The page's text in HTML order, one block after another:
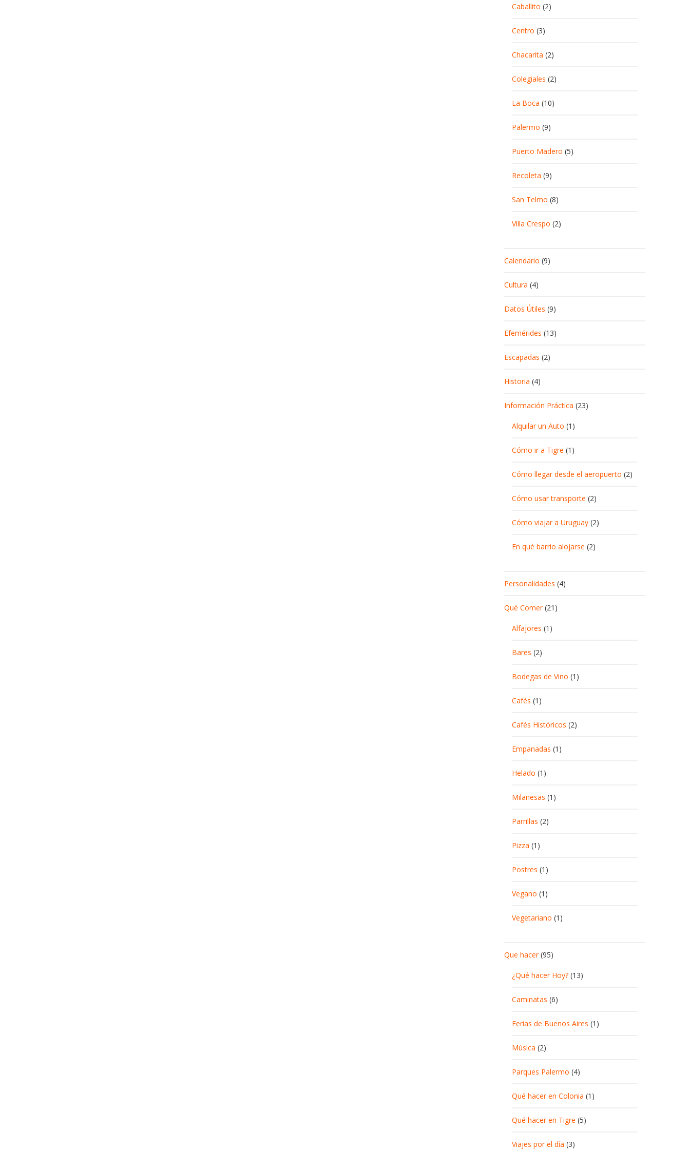
Caballito (2)
Centro (3)
Chacarita (2)
Colegiales (2)
La Boca (10)
Palermo (9)
Puerto Madero (5)
Recoleta (9)
San Telmo (8)
Villa Crespo (2)
Calendario (9)
Cultura (4)
Datos Útiles (9)
Efemérides (13)
Escapadas (2)
Historia (4)
Información Práctica (23)
Alquilar un Auto (1)
Cómo ir a Tigre (1)
Cómo llegar desde el aeropuerto (2)
Cómo usar transporte (2)
Cómo viajar a Uruguay (2)
En qué barrio alojarse (2)
Personalidades (4)
Qué Comer(21)
Alfajores (1)
Bares (2)
Bodegas de Vino (1)
Cafés (1)
Cafés Históricos (2)
Empanadas (1)
Helado (1)
Milanesas (1)
Parrillas (2)
Pizza (1)
Postres (1)
Vegano (1)
Vegetariano (1)
Que hacer(95)
¿Qué hacer Hoy? (13)
Caminatas (6)
Ferias de Buenos Aires (1)
Música (2)
Parques Palermo (4)
Qué hacer en Colonia (1)
Qué hacer en Tigre (5)
Viajes por el día (3)